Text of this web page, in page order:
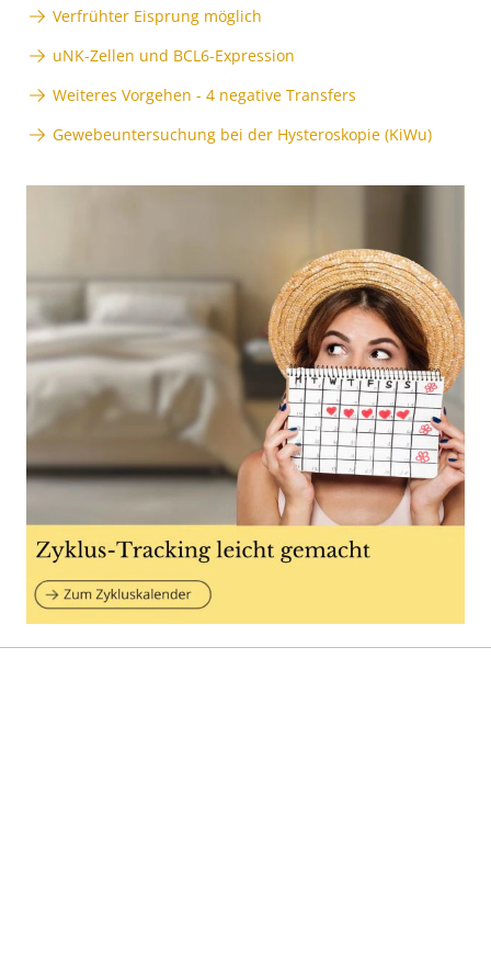
Verfrühter Eisprung möglich
uNK-Zellen und BCL6-Expression
Weiteres Vorgehen - 4 negative Transfers
Gewebeuntersuchung bei der Hysteroskopie (KiWu)